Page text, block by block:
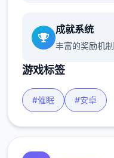
成就系统
丰富的奖励机制
游戏标签
#催眠 #安卓